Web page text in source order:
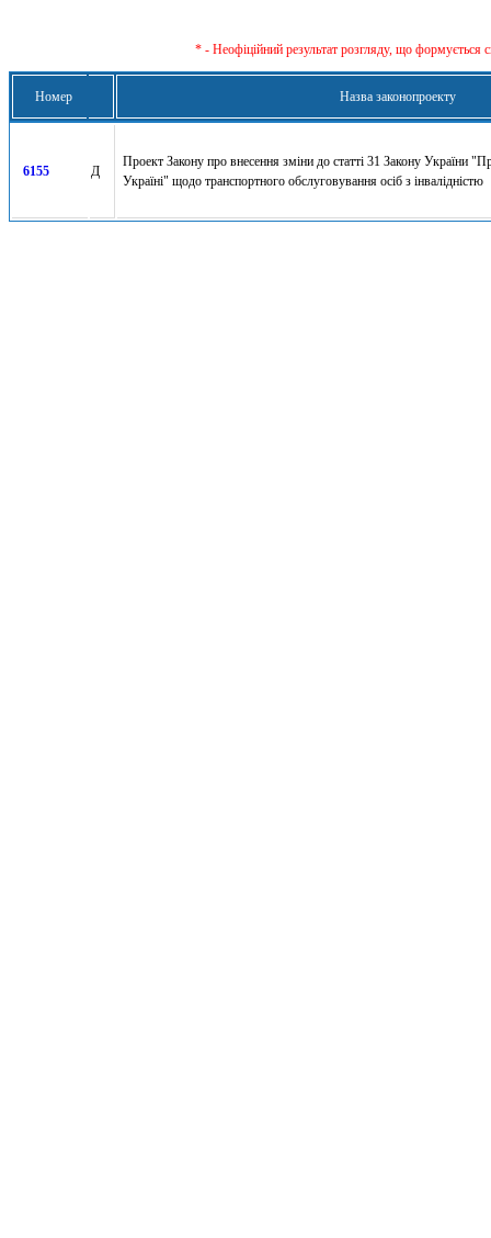
* - Неофіційний результат розгляду, що формується
Номер Назва законопроекту
6155 Д
Проект Закону про внесення зміни до статті 31 Закону України
Україні" щодо транспортного обслуговування осіб з інвалідністю